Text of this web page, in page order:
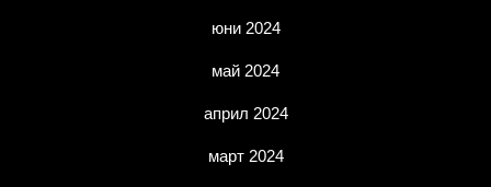
юни 2024
май 2024
април 2024
март 2024